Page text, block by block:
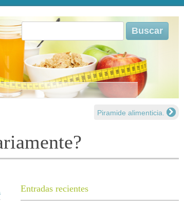
Buscar:
Piramide alimenticia.
Entradas recientes